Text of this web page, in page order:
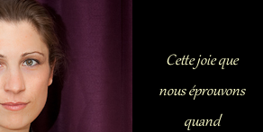
Cette joie que
nous éprouvons
quand